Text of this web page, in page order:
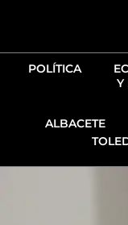
POLÍTICA
Y
ALBACETE